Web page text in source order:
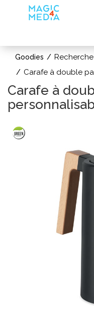
Goodies
Recherche
Carafe à double
Carafe à